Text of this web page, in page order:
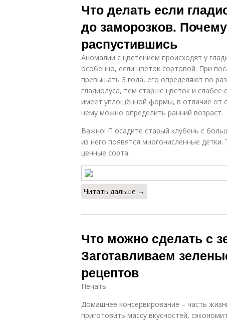
Что делать если
до заморозков.
распустившись
Аномалии с цветением происходят у
особенно, если цветок сортовой. При
превышать 3 года, его определяют по
гладиолуса, тем старше цветок и
имеет уплощённой формы, в отличие от
нему можно определить ранний возраст.
Важно! П осадите старый клубень с
из него появятся многочисленные
ценные сорта.
Читать дальше →
Что можно сделать с
Заготавливаем
рецептов
Печать
Домашнее консервирование – часть
приготовить массу вкусностей,